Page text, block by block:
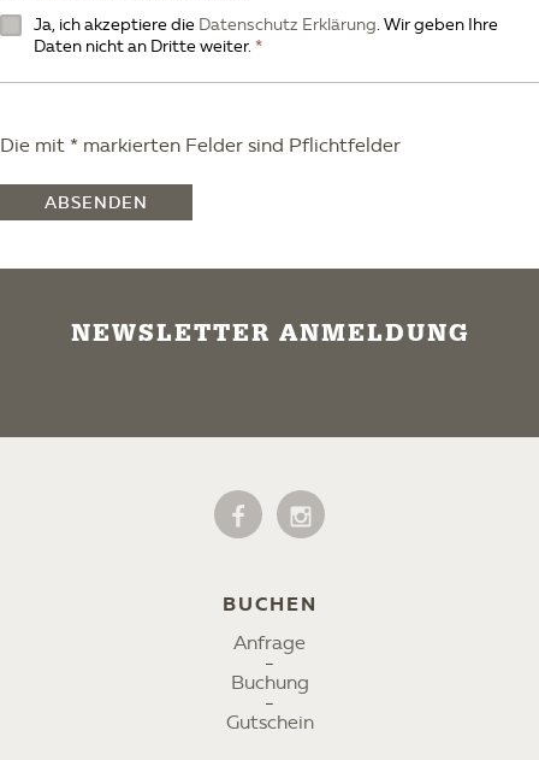
Ja, ich akzeptiere die Datenschutz Erklärung. Wir geben Ihre
Daten nicht an Dritte weiter.
Die mit * markierten Felder sind Pflichtfelder
ABSENDEN
NEWSLETTER ANMELDUNG
BUCHEN
Anfrage
Buchung
Gutschein